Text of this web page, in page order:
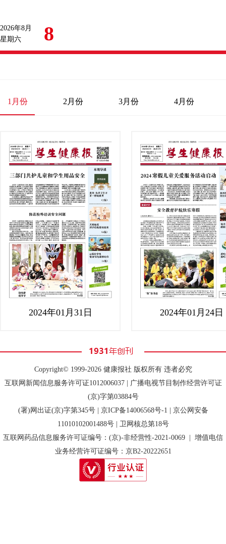
2026年8月
星期六
8
1月份 2月份 3月份 4月份
2024年01月31日 2024年01月24日
Copyright© 1999-2026 健康报社 版权所有 违者必究
互联网新闻信息服务许可证1012006037 | 广播电视节目制作经营许可证
(京)字第03884号
(署)网出证(京)字第345号 | 京ICP备14006568号-1 | 京公网安备
11010102001488号 | 卫网核总第18号
互联网药品信息服务许可证编号：(京)-非经营性-2021-0069 | 增值电信
业务经营许可证编号：京B2-20222651